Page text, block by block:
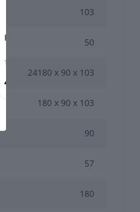
103
50
24180 х 90 х 103
180 х 90 х 103
90
57
180
Кровать-диван САМШИТ
4 006.00 грн